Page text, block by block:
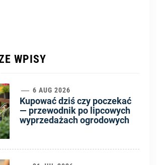
WPISY
6 AUG 2026
Kupować dziś czy poczekać
— przewodnik po lipcowych
wyprzedażach ogrodowych